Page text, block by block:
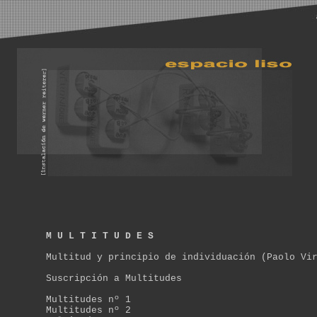
M U L T I T U D E S
Multitud y principio de individuación (Paolo
Suscripción a Multitudes
Multitudes nº 1
Multitudes nº 2